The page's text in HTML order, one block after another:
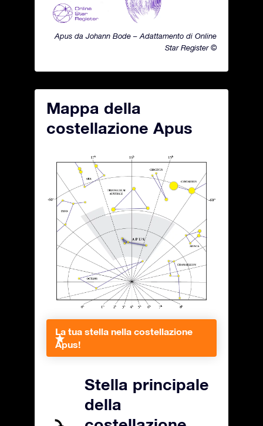
Apus da Johann Bode – Adattamento di Online
Star Register ©
Mappa della
costellazione Apus
La tua stella nella costellazione
Apus!
Stella principale
della